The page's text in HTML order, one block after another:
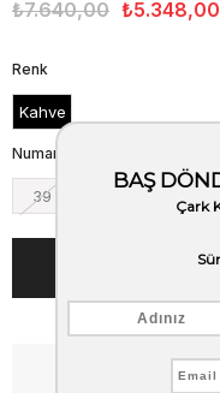
₺7.640,00 ₺5.348,00
Renk
Kahve
Numara
39
Critical Stock